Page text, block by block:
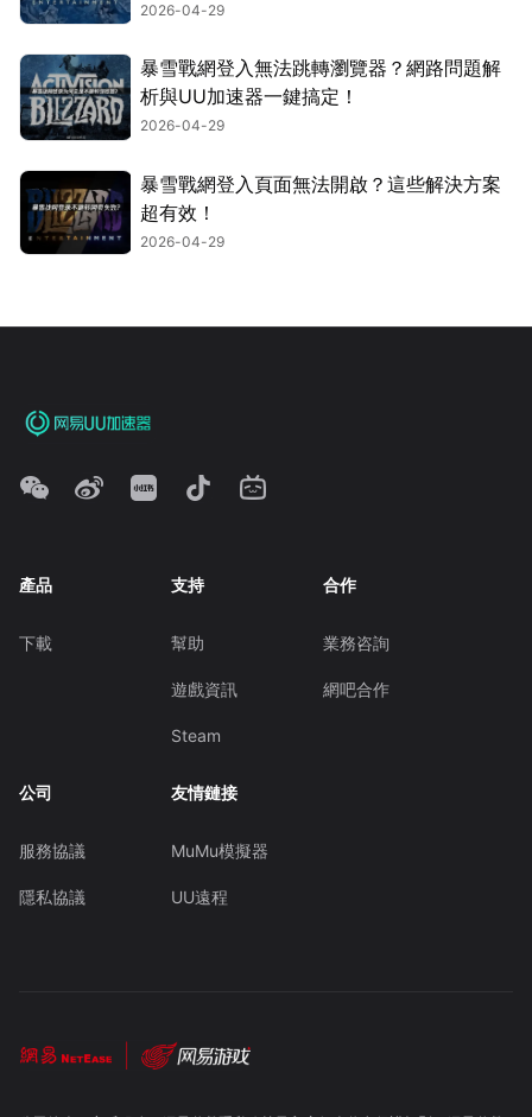
2026-04-29
暴雪戰網登入無法跳轉瀏覽器？網路問題解
析與UU加速器一鍵搞定！
2026-04-29
暴雪戰網登入頁面無法開啟？這些解決方案
超有效！
2026-04-29
產品
下載
支持
幫助
遊戲資訊
Steam
合作
業務咨詢
網吧合作
公司
服務協議
隱私協議
友情鏈接
MuMu模擬器
UU遠程